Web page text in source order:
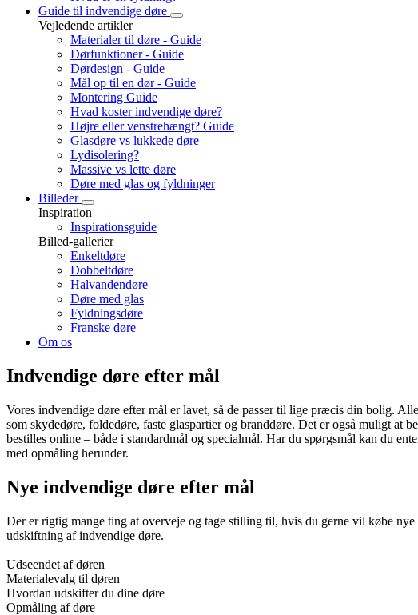
Guide til indvendige døre
Vejledende artikler
Materialer til døre - Guide
Dørfunktioner - Guide
Dørdesign - Guide
Mål op til en dør - Guide
Montering Guide
Hvad koster indvendige døre?
Højre eller venstrehængt? Guide
Glasdøre vs lukkede døre
Lydisolering?
Massive vs lette døre
Døre med glas og fyldninger
Billeder
Inspiration
Inspirationsguide
Billed-gallerier
Enkeltdøre
Dobbeltdøre
Halvandendøre
Døre med glas
Fyldningsdøre
Franske døre
Om os
Indvendige døre efter mål
Vores indvendige døre efter mål er lavet, så de passer til lige præcis din bolig.
som skydedøre, foldedøre, faste glaspartier og branddøre. Det er også muligt at
bestilles online – både i standardmål og specialmål. Har du spørgsmål kan du
med opmåling herunder.
Nye indvendige døre efter mål
Der er rigtig mange ting at overveje og tage stilling til, hvis du gerne vil købe
udskiftning af indvendige døre.
Udseendet af døren
Materialevalg til døren
Hvordan udskifter du dine døre
Opmåling af døre